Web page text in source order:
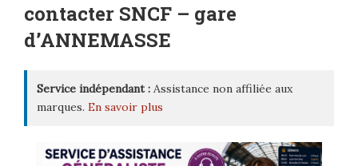
contacter SNCF – gare
d’ANNEMASSE
Service indépendant : Assistance non affiliée aux
marques. En savoir plus